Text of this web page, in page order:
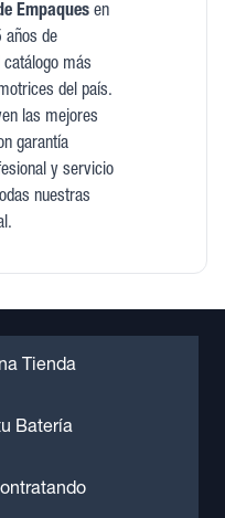
Empaquesen
años de
más
del país.
las mejores
garantía
y servicio
nuestras
Tienda
Batería